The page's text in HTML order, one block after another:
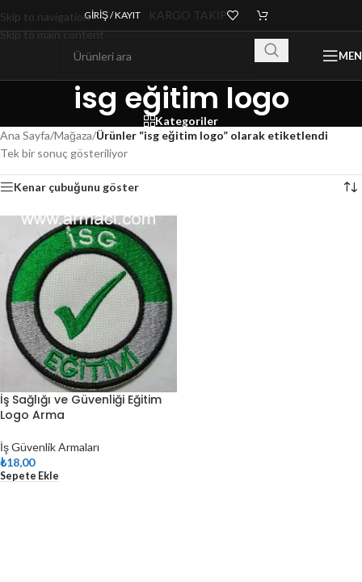
Skip to navigation
Skip to main content
GIRIŞ / KAYIT KARGO TAKİP
isg eğitim logo
Kategoriler
Ana Sayfa/Mağaza/Ürünler “isg eğitim logo” olarak etiketlendi
Tek bir sonuç gösteriliyor
Kenar çubuğunu göster
İş Sağlığı ve Güvenliği Eğitim
Logo Arma
İş Güvenlik Armaları
₺18,00
Sepete Ekle